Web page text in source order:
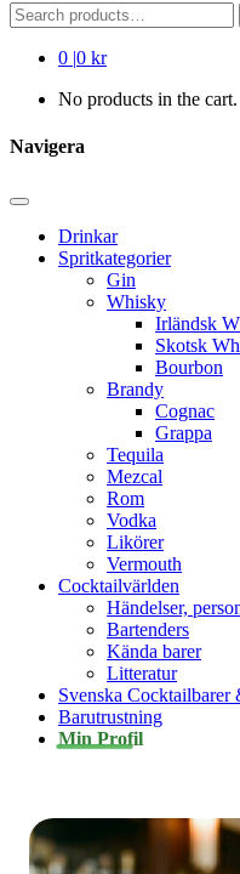
Search
for:
0 |0 kr
No products in the cart.
Navigera
Drinkar
Spritkategorier
Gin
Whisky
Irländsk
Skotsk
Bourbon
Brandy
Cognac
Grappa
Tequila
Mezcal
Rom
Vodka
Likörer
Vermouth
Cocktailvärlden
Händelser,
Bartenders
Kända barer
Litteratur
Svenska Cocktailbarer
Barutrustning
Min Profil